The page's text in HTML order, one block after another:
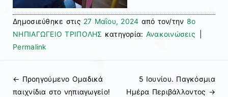
Δημοσιεύθηκε στις 27 Μαΐου, 2024 από τον/την 8ο
ΝΗΠΙΑΓΩΓΕΙΟ ΤΡΙΠΟΛΗΣ κατηγορία: Ανακοινώσεις
Permalink
Πλοήγηση άρθρων
← Προηγούμενo Ομαδικά
παιχνίδια στο νηπιαγωγείο!
5 Ιουνίου. Παγκόσμια
Ημέρα Περιβάλλοντος →